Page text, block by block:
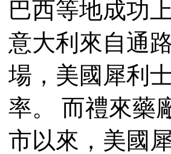
巴西等地成功
意大利來自通
場，美國犀利
率。 而禮來藥
市以來，美國